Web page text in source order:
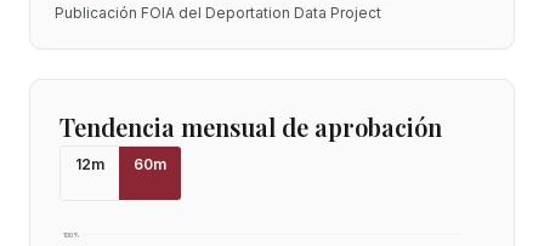
Publicación FOIA del Deportation Data Project
Tendencia mensual de aprobación
12m 60m
100%